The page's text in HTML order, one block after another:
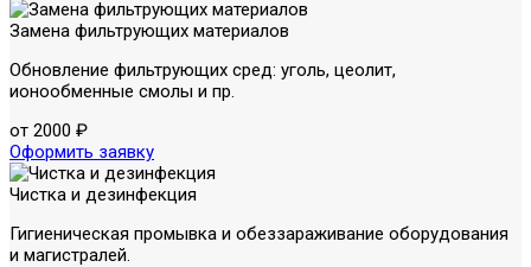
Замена фильтрующих материалов
Обновление фильтрующих сред: уголь, цеолит,
ионообменные смолы и пр.
от 2000 ₽
Оформить заявку
Чистка и дезинфекция
Гигиеническая промывка и обеззараживание оборудования
и магистралей.